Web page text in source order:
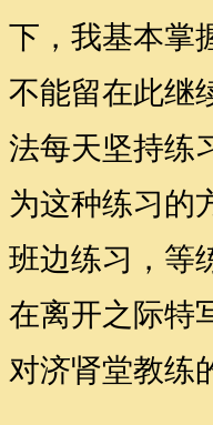
下，我基本掌
不能留在此继
法每天坚持练
为这种练习的
班边练习，等
在离开之际特
对济肾堂教练